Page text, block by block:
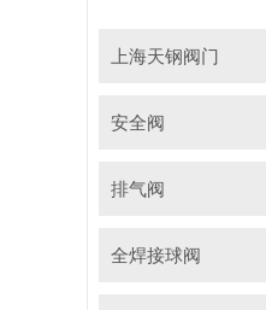
上海天钢阀门
安全阀
排气阀
全焊接球阀